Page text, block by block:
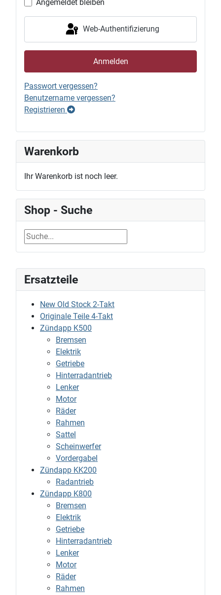
Ersatzteile
New Old Stock 2-Takt
Originale Teile 4-Takt
Zündapp K500
Bremsen
Elektrik
Getriebe
Hinterradantrieb
Lenker
Motor
Räder
Rahmen
Sattel
Scheinwerfer
Vordergabel
Zündapp KK200
Radantrieb
Zündapp K800
Bremsen
Elektrik
Getriebe
Hinterradantrieb
Lenker
Motor
Räder
Rahmen
Angemeldet bleiben
Web-Authentifizierung
Anmelden
Passwort vergessen?
Benutzername vergessen?
Registrieren
Warenkorb
Ihr Warenkorb ist noch leer.
Shop - Suche